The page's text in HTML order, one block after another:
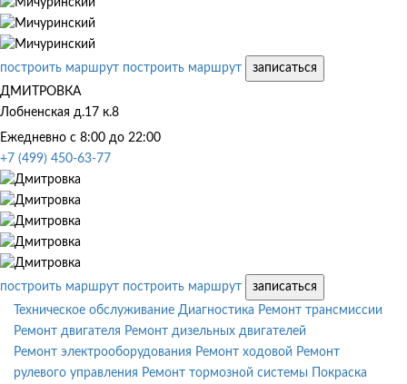
построить маршрут построить маршрут
записаться
ДМИТРОВКА
Лобненская д.17 к.8
Ежедневно с 8:00 до 22:00
+7 (499) 450-63-77
построить маршрут построить маршрут
записаться
Техническое обслуживание Диагностика Ремонт трансмиссии
Ремонт двигателя Ремонт дизельных двигателей
Ремонт электрооборудования Ремонт ходовой Ремонт
рулевого управления Ремонт тормозной системы
Покраска